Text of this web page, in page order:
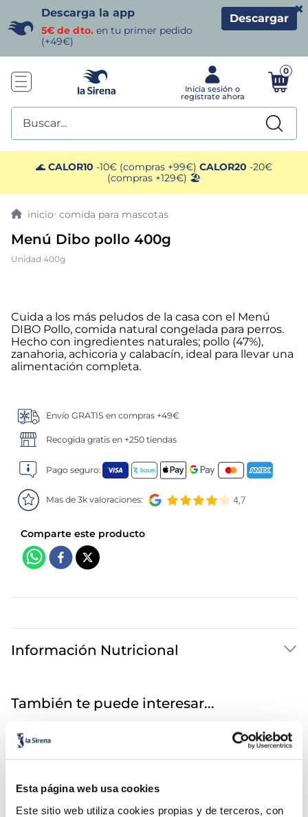
Esta página web usa cookies
Este sitio web utiliza cookies propias y de terceros, con
Descarga la app
5€ de dto. en tu primer pedido
(+49€)
Descargar
×
0
Buscar...
🌊 CALOR10 -10€ (compras +99€) CALOR20 -20€
(compras +129€) 🏖️
comida para mascotas
Menú Dibo pollo 400g
Unidad 400g
Cuida a los más peludos de la casa con el Menú
DIBO Pollo, comida natural congelada para perros.
Hecho con ingredientes naturales; pollo (47%),
zanahoria, achicoria y calabacín, ideal para llevar una
alimentación completa.
Envío GRATIS en compras +49€
Recogida gratis en +250 tiendas
Pago seguro:
Mas de 3k valoraciones:
Información Nutricional
También te puede interesar...
TÉRMINOS MÁS BUSCADOS
1. helados sirena
3 patatas
5. verduras
6. croquetas
. gambon
9. listísimos
10. pollo